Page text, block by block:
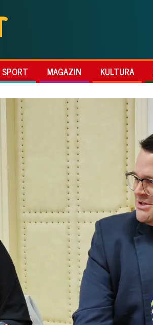
SPORT MAGAZIN KULTURA